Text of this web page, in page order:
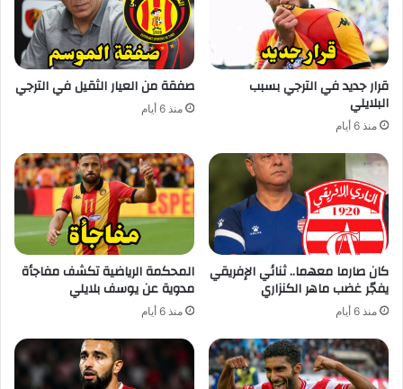
قرار جديد في الترجي بسبب
البلايلي
منذ 6 أيام
صفقة من العيار الثقيل في الترجي
منذ 6 أيام
كان صارما معهما.. ثنائي الإفريقي
يفجّر غضب ماهر الكنزاري
منذ 6 أيام
المحكمة الرياضية تكشف مفاجأة
مدوية عن يوسف بلايلي
منذ 6 أيام